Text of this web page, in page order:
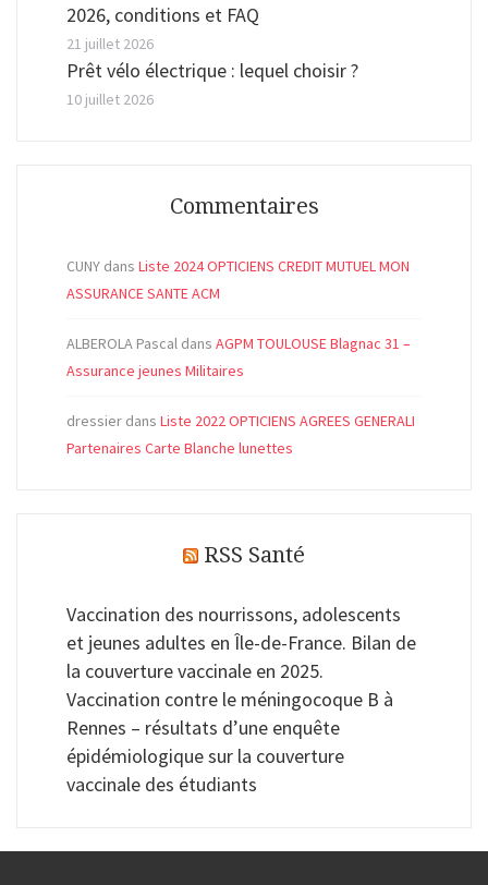
2026, conditions et FAQ
21 juillet 2026
Prêt vélo électrique : lequel choisir ?
10 juillet 2026
Commentaires
CUNY dans Liste 2024 OPTICIENS CREDIT MUTUEL MON
ASSURANCE SANTE ACM
ALBEROLA Pascal dans AGPM TOULOUSE Blagnac 31 –
Assurance jeunes Militaires
dressier dans Liste 2022 OPTICIENS AGREES GENERALI
Partenaires Carte Blanche lunettes
RSS Santé
Vaccination des nourrissons, adolescents
et jeunes adultes en Île-de-France. Bilan de
la couverture vaccinale en 2025.
Vaccination contre le méningocoque B à
Rennes – résultats d’une enquête
épidémiologique sur la couverture
vaccinale des étudiants